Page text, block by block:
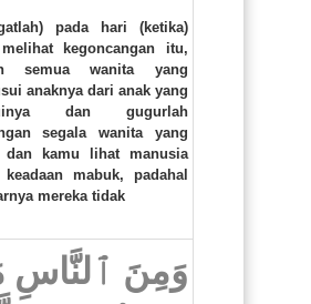
pada hari (ketika)
kegoncangan itu,
semua wanita yang
anaknya dari anak yang
dan gugurlah
segala wanita yang
dan kamu lihat manusia
mabuk, padahal
mereka tidak
وَمِنَ ٱلنَّاسِ